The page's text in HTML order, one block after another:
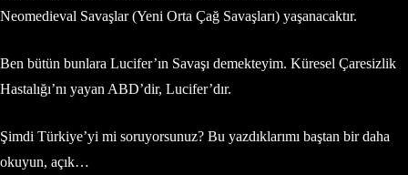
Neomedieval Savaşlar (Yeni Orta Çağ Savaşları) yaşanacaktır.
Ben bütün bunlara Lucifer’ın Savaşı demekteyim. Küresel Çaresizlik
Hastalığı’nı yayan ABD’dir, Lucifer’dır.
Şimdi Türkiye’yi mi soruyorsunuz? Bu yazdıklarımı baştan bir daha
okuyun, açık…